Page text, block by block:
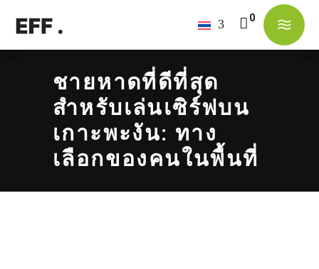
ชายหาดที่ดีที่สุด
สำหรับเล่นเซิร์ฟบน
เกาะพะงัน: ทาง
เลือกของคนในพื้นที่